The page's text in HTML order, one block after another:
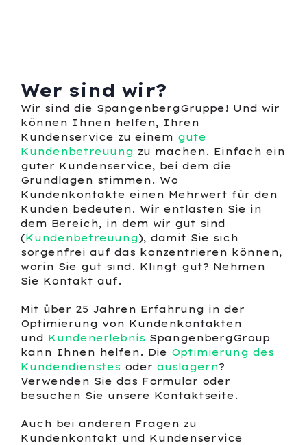
Wer sind wir?
Wir sind die SpangenbergGruppe! Und wir
können Ihnen helfen, Ihren
Kundenservice zu einem gute
Kundenbetreuung zu machen. Einfach ein
guter Kundenservice, bei dem die
Grundlagen stimmen. Wo
Kundenkontakte einen Mehrwert für den
Kunden bedeuten. Wir entlasten Sie in
dem Bereich, in dem wir gut sind
(Kundenbetreuung), damit Sie sich
sorgenfrei auf das konzentrieren können,
worin Sie gut sind. Klingt gut? Nehmen
Sie Kontakt auf.
Mit über 25 Jahren Erfahrung in der
Optimierung von Kundenkontakten
und Kundenerlebnis SpangenbergGroup
kann Ihnen helfen. Die Optimierung des
Kundendienstes oder auslagern?
Verwenden Sie das Formular oder
besuchen Sie unsere Kontaktseite.
Auch bei anderen Fragen zu
Kundenkontakt und Kundenservice